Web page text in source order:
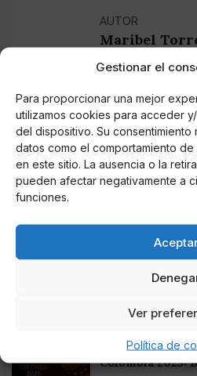
Gestionar el
Para proporcionar una mejor
utilizamos cookies para acceder
del dispositivo. Su consentimiento
datos como el comportamiento
en este sitio. La ausencia o la
pueden afectar negativamente a
funciones.
Ver
Política de
AUTOR
Maribel
periódicos,
institucionales. La
también incluye la
web publicitarios
posicionamiento
Optimization de
para promover
del mundo.
Noticias
Mejores Cripto
Colombia 2025: